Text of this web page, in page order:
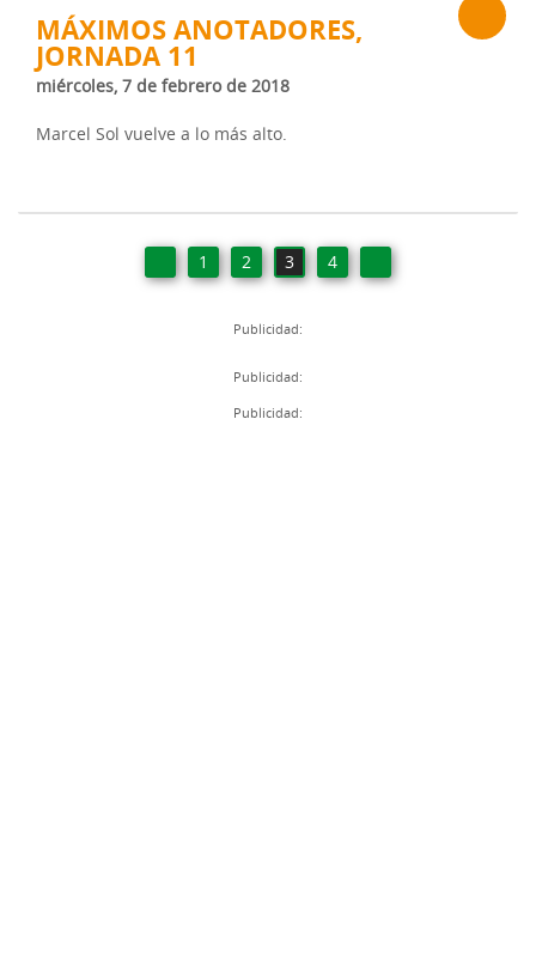
MÁXIMOS ANOTADORES,
JORNADA 11
miércoles, 7 de febrero de 2018
Marcel Sol vuelve a lo más alto.
1 2 3 4
Publicidad:
Publicidad:
Publicidad: